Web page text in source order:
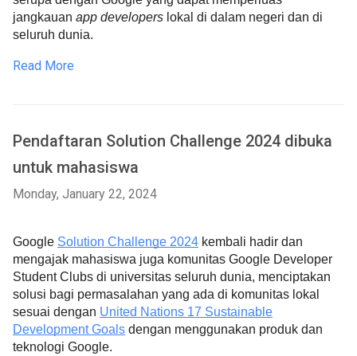
jangkauan app developers lokal di dalam negeri dan di
seluruh dunia.
Read More
Pendaftaran Solution Challenge 2024 dibuka
untuk mahasiswa
Monday, January 22, 2024
Google Solution Challenge 2024 kembali hadir dan
mengajak mahasiswa juga komunitas Google Developer
Student Clubs di universitas seluruh dunia, menciptakan
solusi bagi permasalahan yang ada di komunitas lokal
sesuai dengan United Nations 17 Sustainable
Development Goals dengan menggunakan produk dan
teknologi Google.